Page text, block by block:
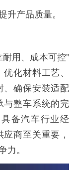
升产品质量。
用、成本可控”
化材料工艺、
、确保安装适配
与整车系统的完
备汽车行业经
商至关重要，
力。